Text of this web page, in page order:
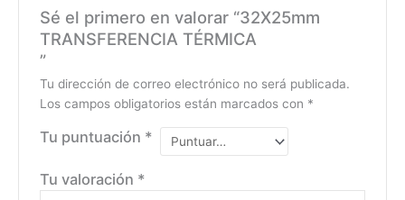
Sé el primero en valorar “32X25mm
TRANSFERENCIA TÉRMICA
”
Tu dirección de correo electrónico no será publicada.
Los campos obligatorios están marcados con *
Tu puntuación *
Tu valoración *